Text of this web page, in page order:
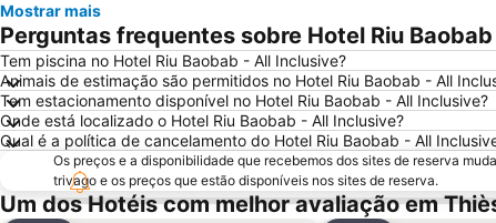
Mostrar mais
Perguntas frequentes sobre Hotel Riu
Tem piscina no Hotel Riu Baobab - All Inclusive?
Animais de estimação são permitidos no Hotel Riu Baobab - All
Tem estacionamento disponível no Hotel Riu Baobab - All Inclusive?
Onde está localizado o Hotel Riu Baobab - All Inclusive?
Qual é a política de cancelamento do Hotel Riu Baobab - All
Os preços e a disponibilidade que recebemos dos sites de reserva
trivago e os preços que estão disponíveis nos sites de reserva.
Um dos Hotéis com melhor avaliação em